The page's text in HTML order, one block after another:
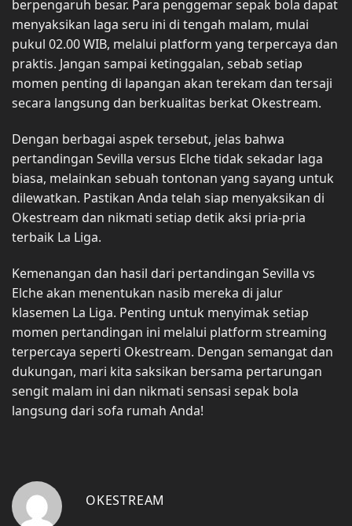
berpengaruh besar. Para penggemar sepak bola dapat
menyaksikan laga seru ini di tengah malam, mulai
pukul 02.00 WIB, melalui platform yang terpercaya dan
praktis. Jangan sampai ketinggalan, sebab setiap
momen penting di lapangan akan terekam dan tersaji
secara langsung dan berkualitas berkat Okestream.
Dengan berbagai aspek tersebut, jelas bahwa
pertandingan Sevilla versus Elche tidak sekadar laga
biasa, melainkan sebuah tontonan yang sayang untuk
dilewatkan. Pastikan Anda telah siap menyaksikan di
Okestream dan nikmati setiap detik aksi pria-pria
terbaik La Liga.
Kemenangan dan hasil dari pertandingan Sevilla vs
Elche akan menentukan nasib mereka di jalur
klasemen La Liga. Penting untuk menyimak setiap
momen pertandingan ini melalui platform streaming
terpercaya seperti Okestream. Dengan semangat dan
dukungan, mari kita saksikan bersama pertarungan
sengit malam ini dan nikmati sensasi sepak bola
langsung dari sofa rumah Anda!
OKESTREAM